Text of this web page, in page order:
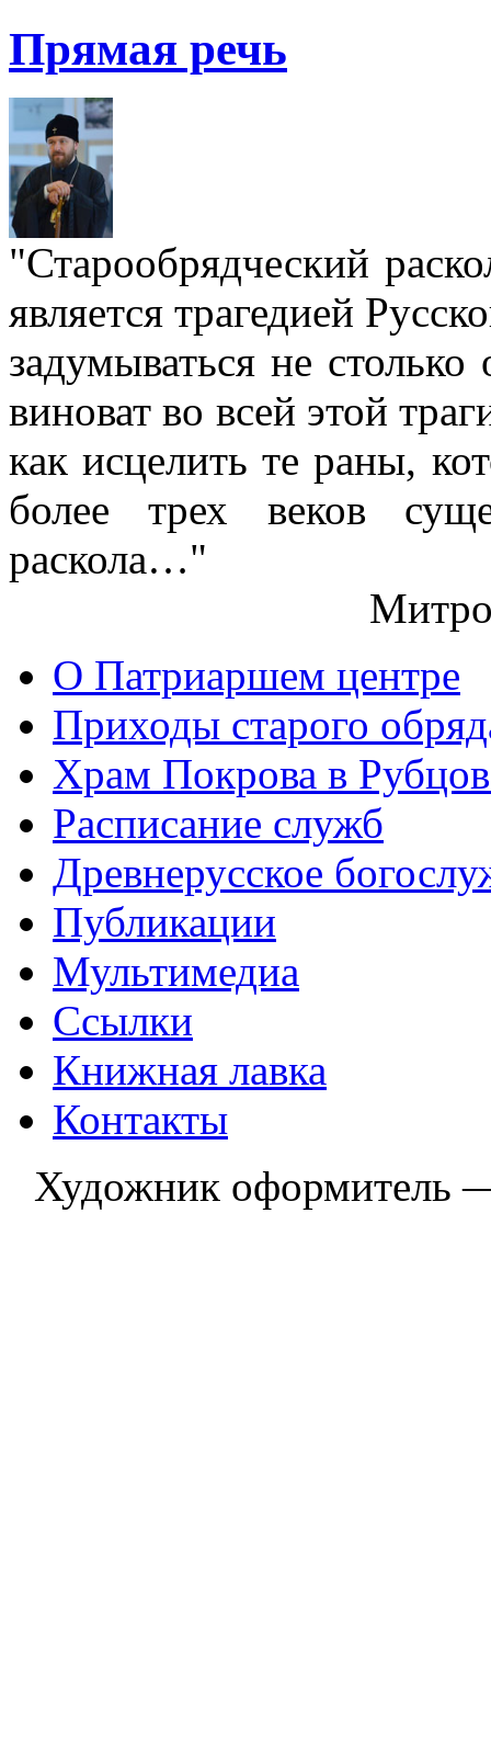
Прямая речь
"Старообрядческий
является трагедией
задумываться не
виноват во всей этой
как исцелить те раны,
более трех веков
раскола…"
О Патриаршем центре
Приходы старого
Храм Покрова в
Расписание служб
Древнерусское
Публикации
Мультимедиа
Ссылки
Книжная лавка
Контакты
Художник оформитель